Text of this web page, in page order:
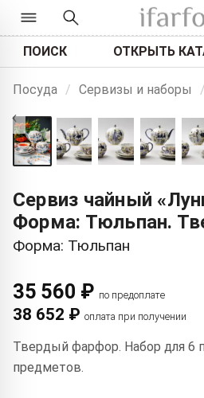
ПОИСК ОТКРЫТЬ
Посуда / Сервизы и наборы /
‹
Сервиз чайный
Форма: Тюльпан.
Форма: Тюльпан
35 560 ₽ по предоплате
38 652 ₽ оплата при получении
Твердый фарфор. Набор для 6
предметов.